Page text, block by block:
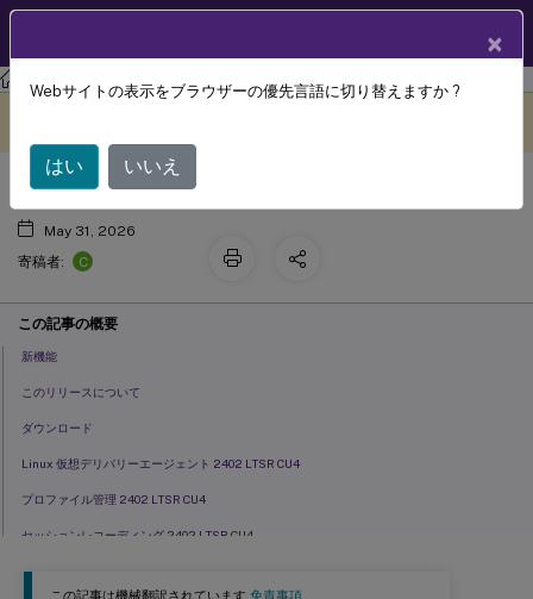
Citrix Virtual Apps and Desktops 7 2402 LTSR
この記事は機械翻訳されています.免責事項
累積更新プログラム 4 (CU4)
May 31, 2026
寄稿者:
C
この記事の概要
新機能
このリリースについて
ダウンロード
Linux 仮想デリバリーエージェント 2402 LTSR CU4
プロファイル管理 2402 LTSR CU4
セッションレコーディング 2402 LTSR CU4
ストアフロント
×
Webサイトの表示をブラウザーの優先言語に切り替えますか ?
はい いいえ